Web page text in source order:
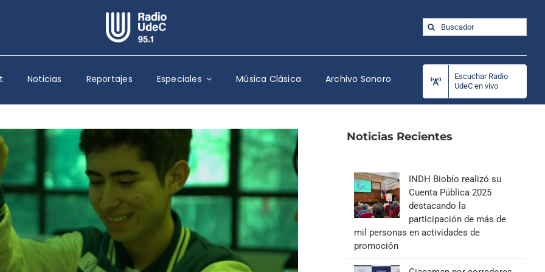
Escuchar Radio UdeC en vivo
Quiénes Somos
Programación
Podcast
Reportajes
Columnas
Música Clásica
Especiales
Buscar:
Noticias Reportajes Especiales Música Clásica Archivo Sonoro
Escuchar Radio
UdeC en vivo
Noticias Recientes
INDH Biobío realizó su
Cuenta Pública 2025
destacando la
participación de más de
mil personas en actividades de
promoción